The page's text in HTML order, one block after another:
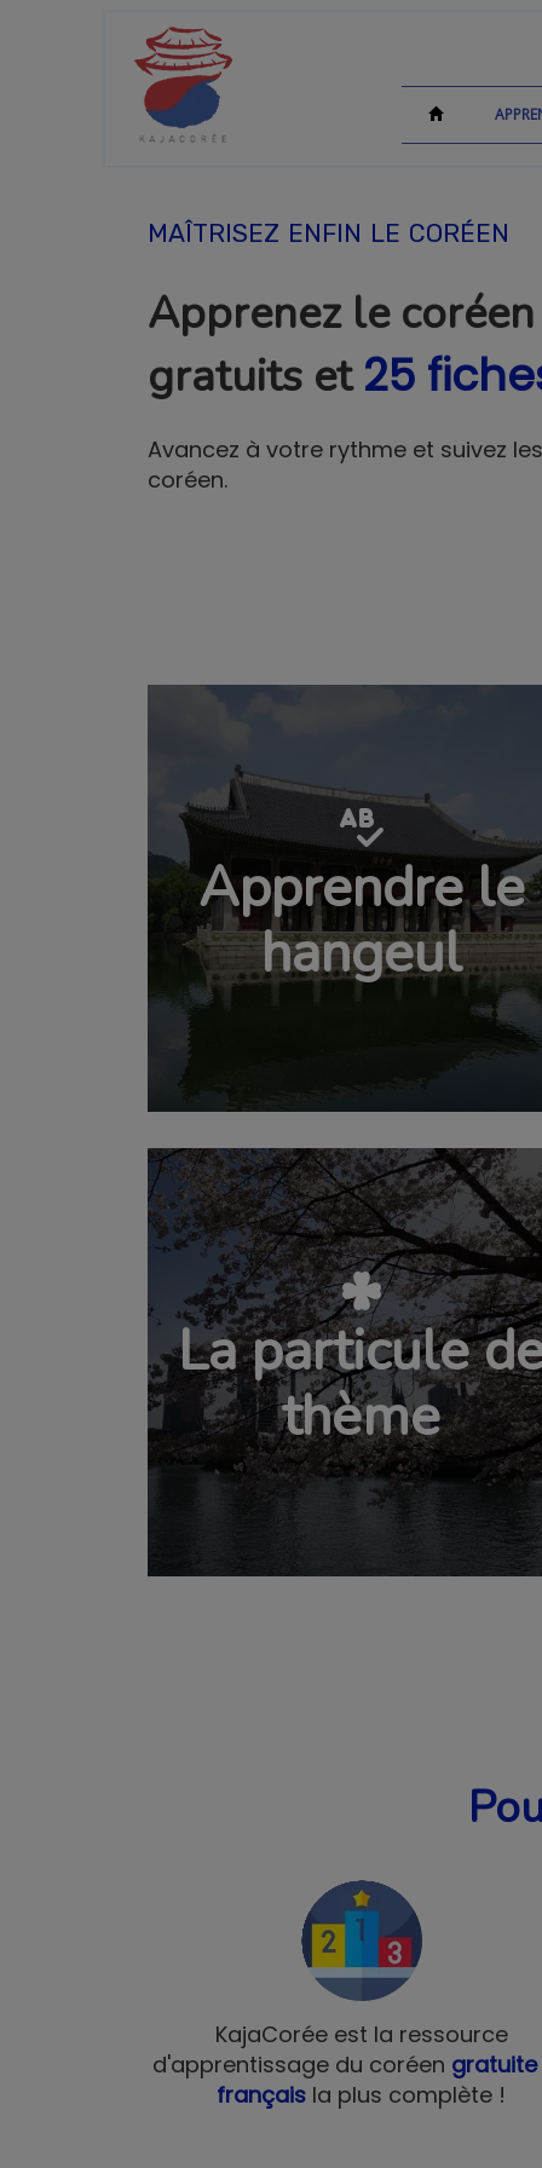
maîtrisez enfin le coréen
Apprenez le
gratuits et25
Avancez à votre rythme et suivez
coréen.
Apprendre le
hangeul
La particule
thème
KajaCorée est la ressource
d'apprentissage du coréen gratuite
français la plus complète !